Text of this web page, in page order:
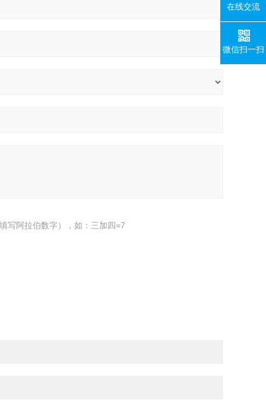
写阿拉伯数字），如：三加四=7
在线交流
微信扫一扫